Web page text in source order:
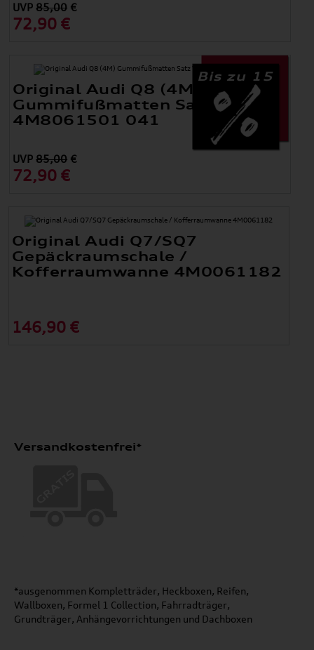
UVP85,00 €
72,90 €
Bis zu 15
Original Audi Q8 (4M)
Gummifußmatten Satz Vorne
4M8061501 041
UVP85,00 €
72,90 €
Original Audi Q7/SQ7
Gepäckraumschale /
Kofferraumwanne 4M0061182
146,90 €
Versandkostenfrei*
*ausgenommen Kompletträder, Heckboxen, Reifen,
Wallboxen, Formel 1 Collection, Fahrradträger,
Grundträger, Anhängevorrichtungen und Dachboxen